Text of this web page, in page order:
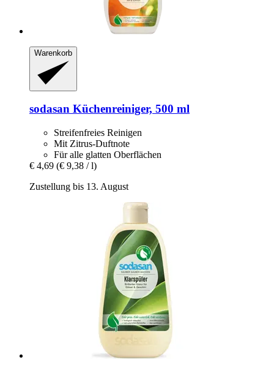
Warenkorb
sodasan Küchenreiniger, 500 ml
Streifenfreies Reinigen
Mit Zitrus-Duftnote
Für alle glatten Oberflächen
€ 4,69 (€ 9,38 / l)
Zustellung bis 13. August